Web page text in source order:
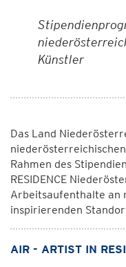
Künstler
Das Land
Rahmen des
RESIDENCE
Arbeitsaufenthalte an
inspirierenden
AIR - ARTIST IN